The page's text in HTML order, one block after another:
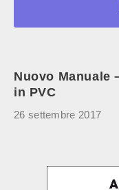
Nuovo Manuale
in PVC
26 settembre 2017